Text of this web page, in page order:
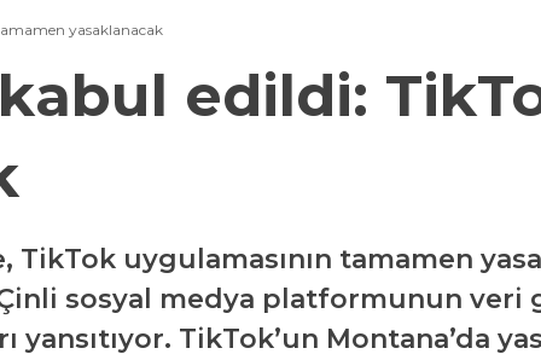
yasaklanacak
kabul edildi:
TikTok uygulamasının tamamen
Çinli sosyal medya platformunun
TikTok’un Montana’da